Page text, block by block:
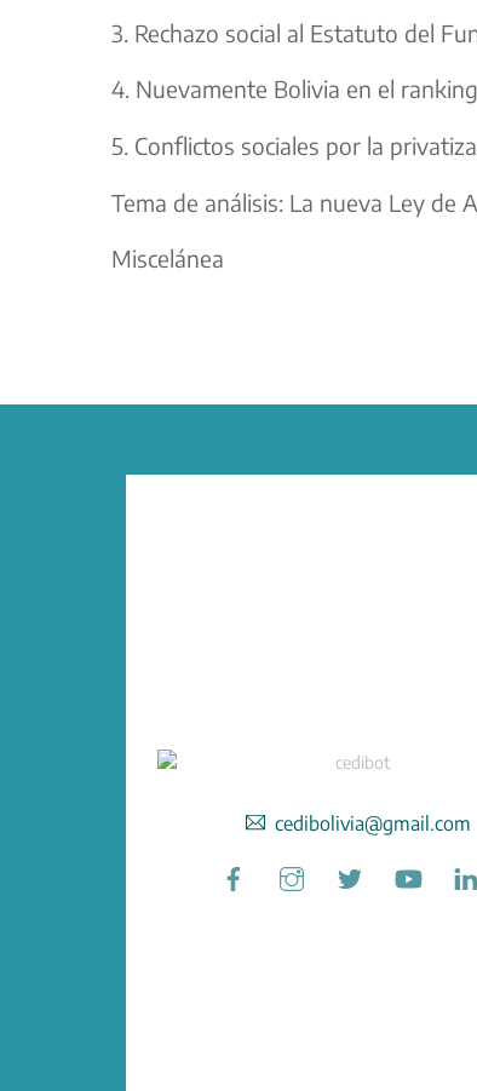
3. Rechazo social al Estatuto del
4. Nuevamente Bolivia en el
5. Conflictos sociales por la
Tema de análisis: La nueva Ley de
Miscelánea
cedibolivia@gmail.com
Facebook